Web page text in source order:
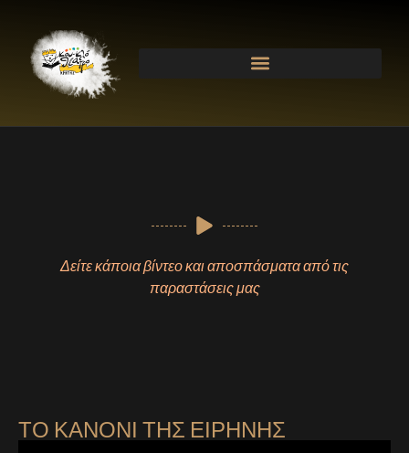
Δείτε κάποια βίντεο και αποσπάσματα από τις
παραστάσεις μας
ΤΟ ΚΑΝΟΝΙ ΤΗΣ ΕΙΡΗΝΗΣ